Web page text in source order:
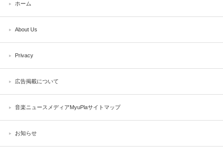
ホーム
About Us
Privacy
広告掲載について
音楽ニュースメディアMyuPlaサイトマップ
お知らせ